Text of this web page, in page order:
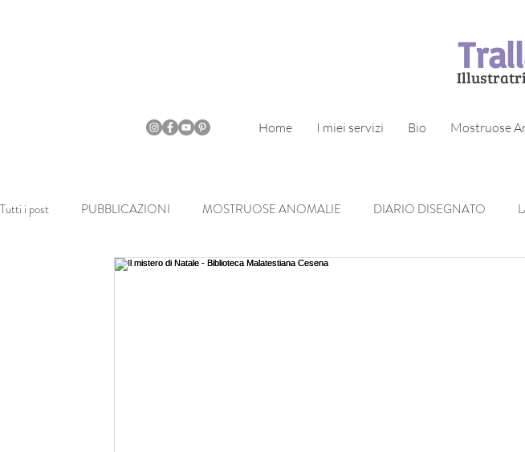
Home I miei servizi Bio Mostruose
Tutti i post PUBBLICAZIONI MOSTRUOSE ANOMALIE DIARIO DISEGNATO